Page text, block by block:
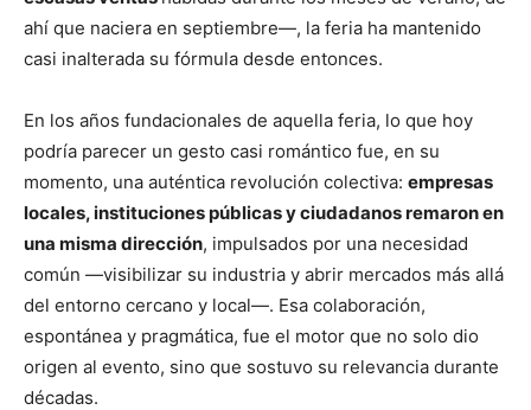
ahí que naciera en septiembre—, la feria ha mantenido
casi inalterada su fórmula desde entonces.
En los años fundacionales de aquella feria, lo que hoy
podría parecer un gesto casi romántico fue, en su
momento, una auténtica revolución colectiva: empresas
locales, instituciones públicas y ciudadanos remaron en
una misma dirección, impulsados por una necesidad
común —visibilizar su industria y abrir mercados más allá
del entorno cercano y local—. Esa colaboración,
espontánea y pragmática, fue el motor que no solo dio
origen al evento, sino que sostuvo su relevancia durante
décadas.